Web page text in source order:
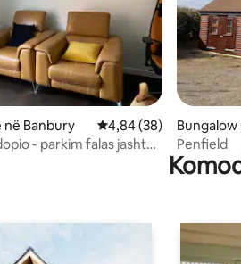
Banbury Vlerësimi mesatar
4,84 (38)
- parkim falas jashtë
Penfield